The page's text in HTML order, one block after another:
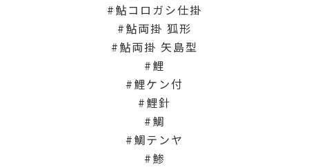
鮎コロガシ仕掛
鮎両掛 狐形
鮎両掛 矢島型
鯉
鯉ケン付
鯉針
鯛
鯛テンヤ
鯵